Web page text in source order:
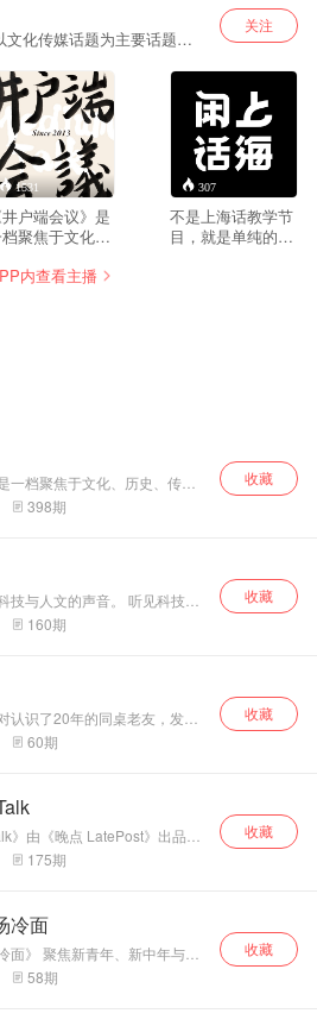
化传媒话题为主要话题，
：@井户端会议
关注
1531
井户端会议》是
聚焦于文化、
谈型播客，每
307
不是上海话教学节
目，就是单纯的聊
内查看主播
一档聚焦于文化、历史、传媒
客，每周六更新，不定期加
如）
398期
收藏
技与人文的声音。 听见科技与
一档由开发者 @枫影JustinYan
主持的播客节目。
160期
收藏
认识了20年的同桌老友，发起
们一男一女，一中一西，一E一
碰撞出新鲜的火花，更期待与
60期
收藏
》由《晚点 LatePost》出品。
，最真实的从业者思考。
175期
收藏
冷面
中年与新
，生活中的方方面面，你关注
58期
收藏